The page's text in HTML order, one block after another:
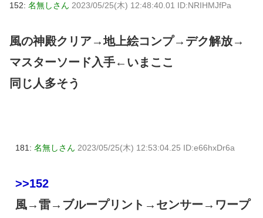
152: 名無しさん 2023/05/25(木) 12:48:40.01 ID:NRIHMJfPa
風の神殿クリア→地上絵コンプ→デク解放→
マスターソード入手←いまここ
同じ人多そう
181: 名無しさん 2023/05/25(木) 12:53:04.25 ID:e66hxDr6a
>>152
風→雷→ブループリント→センサー→ワープ